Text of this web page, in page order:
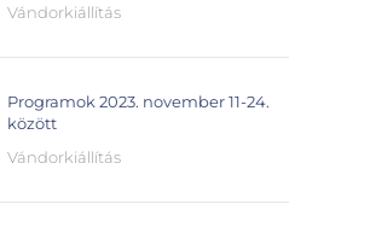
Vándorkiállítás
Programok 2023. november 11-24.
között
Vándorkiállítás